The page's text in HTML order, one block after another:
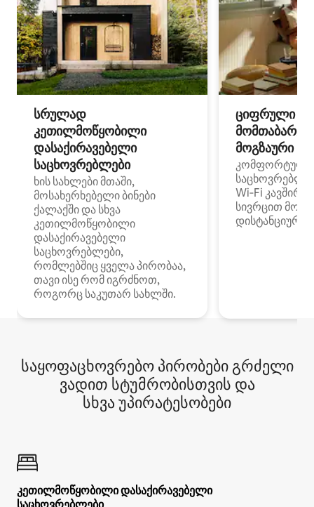
სრულად
კეთილმოწყობილი
დასაქირავებელი
საცხოვრებლები
ხის სახლები მთაში,
მოსახერხებელი ბინები
ქალაქში და სხვა
კეთილმოწყობილი
დასაქირავებელი
საცხოვრებლები,
რომლებშიც ყველა პირობაა,
თავი ისე რომ იგრძნოთ,
როგორც საკუთარ სახლში.
ციფრული
მოგზაური
კომფორტული
Wi‑Fi
სივრცით
დისტანციური
საყოფაცხოვრებო პირობები გრძელი
ვადით სტუმრობისთვის და
სხვა უპირატესობები
კეთილმოწყობილი დასაქირავებელი